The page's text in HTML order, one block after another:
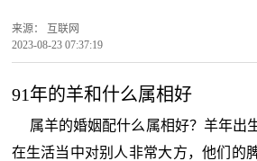
来源：
互联网
2023-08-23 07:37:19
91年的羊和什么属相好
属羊的婚姻配什么属相好？羊年出
在生活当中对别人非常大方，他们的